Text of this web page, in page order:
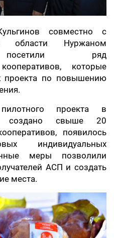
совместно с
области Нуржаном
посетили ряд
которые
проекта по повышению
проекта в
создано свыше 20
появилось
индивидуальных
меры позволили
АСП и создать
места.